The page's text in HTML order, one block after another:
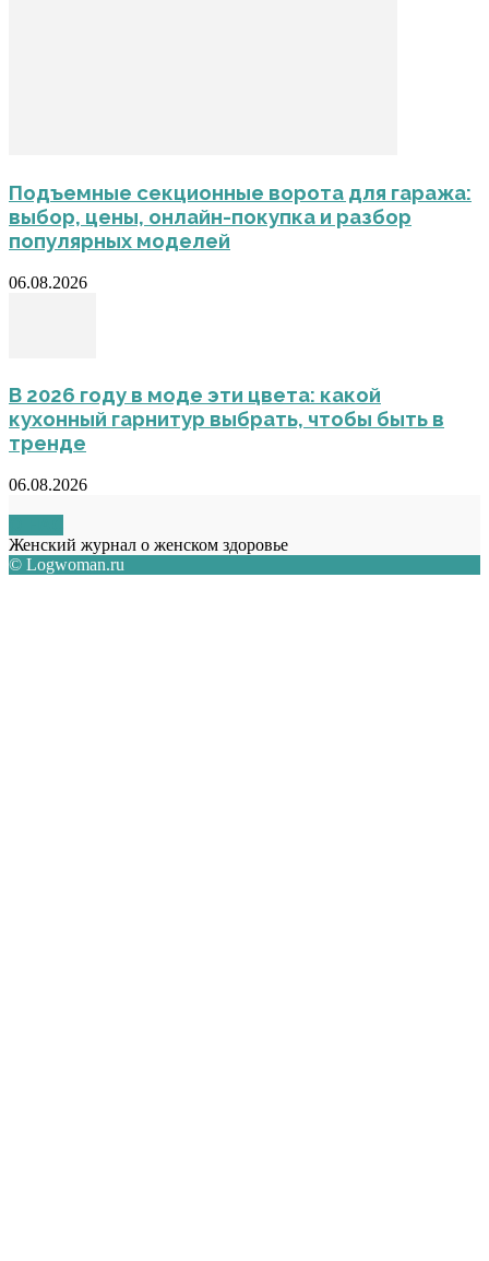
Подъемные секционные ворота для гаража:
выбор, цены, онлайн-покупка и разбор
популярных моделей
06.08.2026
В 2026 году в моде эти цвета: какой
кухонный гарнитур выбрать, чтобы быть в
тренде
06.08.2026
Женский журнал о женском здоровье
© Logwoman.ru